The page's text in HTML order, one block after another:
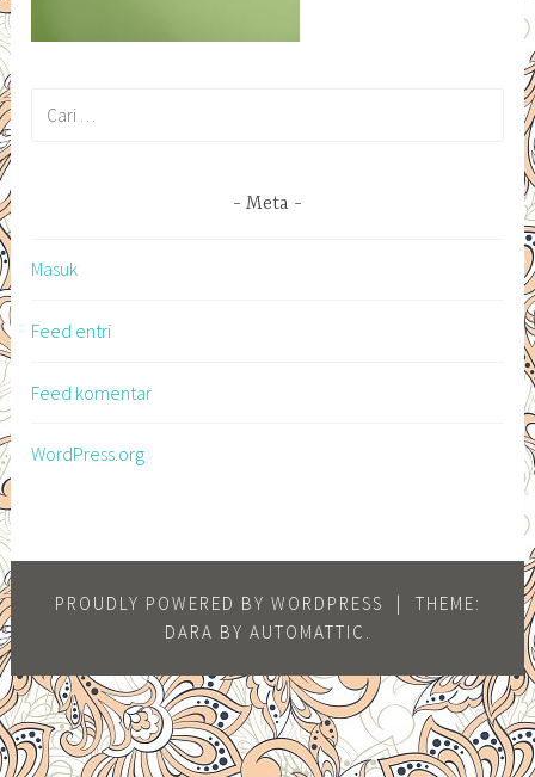
Meta
Masuk
Feed entri
Feed komentar
WordPress.org
PROUDLY POWERED BY WORDPRESS |
THEME:
DARA BY AUTOMATTIC .